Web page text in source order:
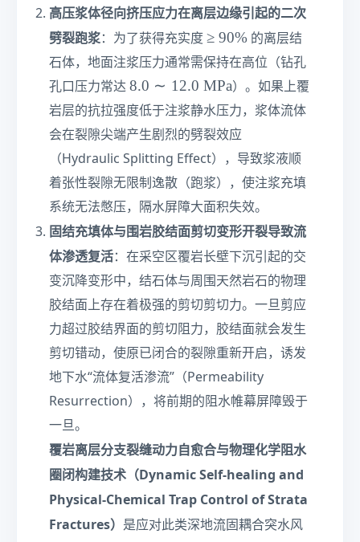
et
_
{
r
c
k
}
}\
ri
g
ht
)
高压浆体径向挤压应力在离层边缘引起的二次
劈裂跑浆：为了获得充实度 ≥
9
0\
%
≥ 90% 的离层结
石体，地面注浆压力通常需保持在高位（钻孔
孔口压力常达 8.
0\
si
m
1
2.
te
xt
{
M
P
a}
8.0 ∼ 12.0 MPa）。如果上覆
岩层的抗拉强度低于注浆静水压力，浆体流体
会在裂隙尖端产生剧烈的劈裂效应
（Hydraulic Splitting Effect），导致浆液顺
着张性裂隙无限制逸散（跑浆），使注浆充填
系统无法憋压，隔水屏障大面积失效。
固结充填体与围岩胶结面剪切变形开裂导致流
体渗透复活：在采空区覆岩长壁下沉引起的交
变沉降变形中，结石体与周围天然岩石的物理
胶结面上存在着极强的剪切剪切力。一旦剪应
力超过胶结界面的剪切阻力，胶结面就会发生
剪切错动，使原已闭合的裂隙重新开启，诱发
地下水“流体复活渗流”（Permeability
Resurrection），将前期的阻水帷幕屏障毁于
一旦。
覆岩离层分支裂缝动力自愈合与物理化学阻水
圈闭构建技术（Dynamic Self-healing and
Physical-Chemical Trap Control of Strata
Fractures） 是应对此类深地流固耦合突水风